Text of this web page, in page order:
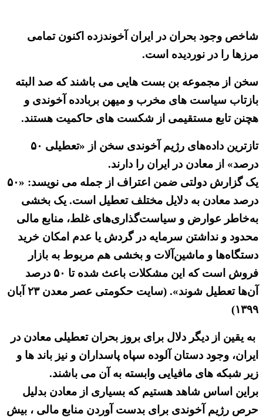
شاخص وجود بحران در ایران آخوندزده اکنون تمامی
مرزها را در نوردیده است.
سخن از مجموعه بن بست هایی می باشند که صد البته
بازتاب سیاست های مخرب و میهن بربادده آخوندی و
هچنن تابع مستقیمی از شکست های حاکمیت هستند.
تازترین داده‌های رژیم آخوندی سخن از «تعطیلی ۵۰
درصد» از معادن در ایران را دارند.
یک گزارش دولتی ضمن اعتراف از جمله می نویسد: «۵۰
درصد معادن به دلایل مختلف تعطیل است. یک بخشی
به‌خاطر عوارض و سیاست‌گذاری‌های غلط، منابع مالی
محدود و نداشتن سرمایه در گردش یا عدم امکان خرید
دستگاه‌ها و ماشین‌آلات و بخشی هم مربوط به بازار
فروش است که این مشکلات باعث شده تا ۵۰ درصد
آن‌ها تعطیل شوند». (سایت حکومتی عصر معدن ۲۳ آبان
۱۳۹۹)
به یقین از دیگر دلال برای بروز بحران تعطیلی معادن در
ایران، وجود دستان آلوده سپاه پاسداران و نیز باند ها و
زیر شبکه های مافیایی وابسته به آن می باشند.
براین اساس شاهد هستیم که بسیاری از معادن بدلیل
حرص رژیم آخوندی برای بدست آوردن منابع مالی ، بیش